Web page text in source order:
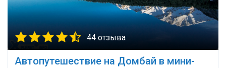
44 отзыва
Автопутешествие на Домбай в мини-